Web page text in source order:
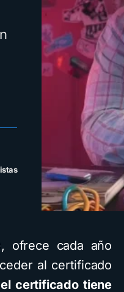
ofrece cada año
al certificado
certificado tiene